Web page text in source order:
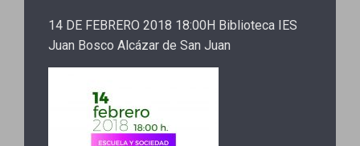
14 DE FEBRERO 2018 18:00H Biblioteca IES
Juan Bosco Alcázar de San Juan